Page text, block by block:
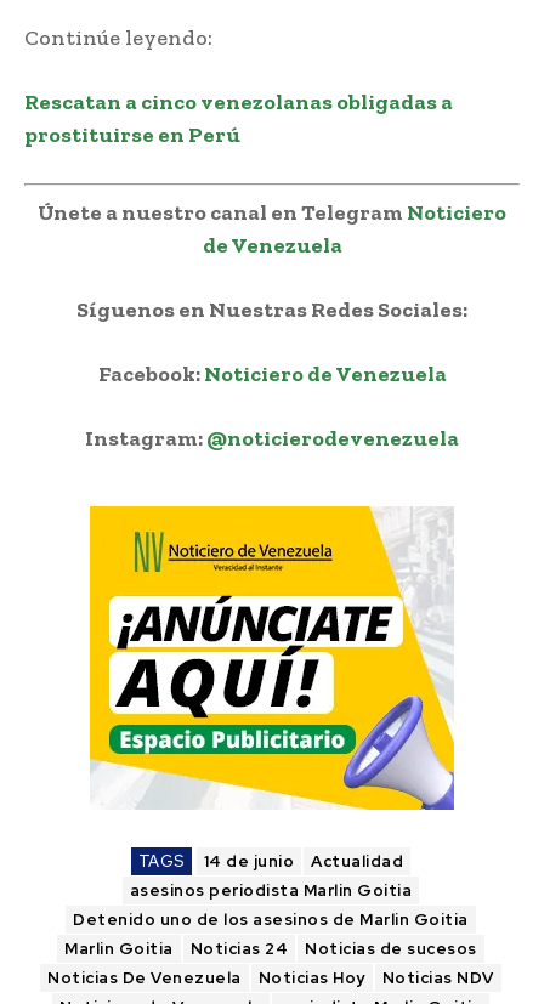
Continúe leyendo:
Rescatan a cinco venezolanas obligadas a
prostituirse en Perú
Únete a nuestro canal en Telegram Noticiero
de Venezuela
Síguenos en Nuestras Redes Sociales:
Facebook:Noticiero de Venezuela
Instagram:@noticierodevenezuela
TAGS 14 de junio
Actualidad
asesinos periodista Marlin Goitia
Detenido uno de los asesinos de Marlin Goitia
Marlin Goitia
Noticias 24
Noticias de sucesos
Noticias De Venezuela
Noticias Hoy
Noticias NDV